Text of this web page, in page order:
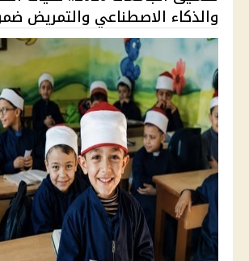
والذكاء الاصطناعي والتمريض